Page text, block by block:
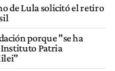
de Lula solicitó el retiro
porque "se ha
Instituto Patria